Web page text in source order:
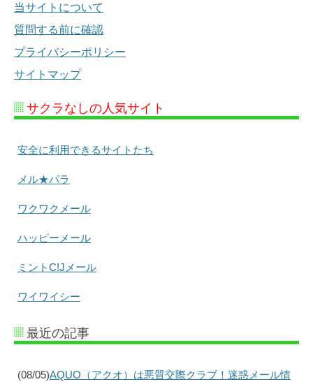
当サイトについて
質問する前に確認
プライバシーポリシー
サイトマップ
サクラなしの人気サイト
安全に利用できるサイトたち
メル★パラ
ワクワクメール
ハッピーメール
ミントC!Jメール
ワイワイシー
最近の記事
(08/05)AQUO（アクオ）は悪質交際クラブ！迷惑メール情